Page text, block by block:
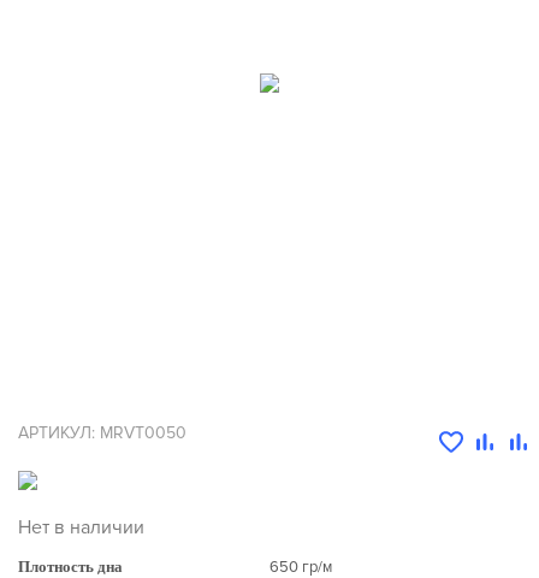
АРТИКУЛ: MRVT0050
Нет в наличии
Плотность дна 650 гр/м